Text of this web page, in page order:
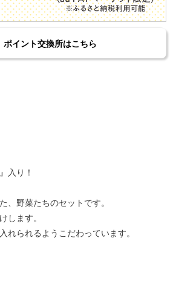
ポイント交換所はこちら
入り！
、野菜たちのセットです。
します。
れられるようこだわっています。